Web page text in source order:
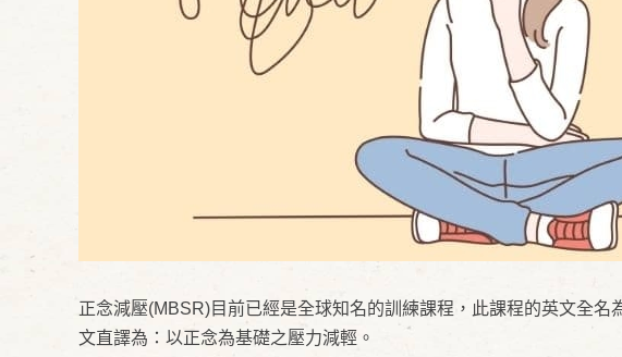
正念減壓(MBSR)目前已經是全球知名的訓練課程，此課程的英文全
文直譯為：以正念為基礎之壓力減輕。